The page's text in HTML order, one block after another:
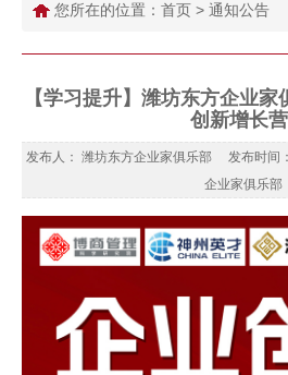
您所在的位置： 首页 > 通知公告
【学习提升】潍坊东方企业
创新增长
发布人： 潍坊东方企业家俱乐部 发布时
企业家俱乐部